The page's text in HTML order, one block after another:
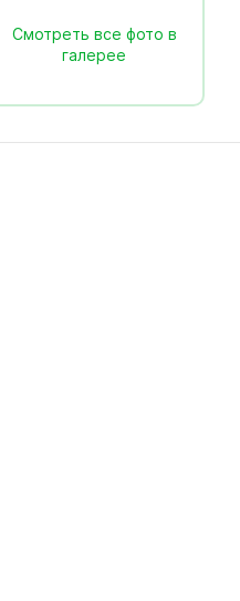
Смотреть все фото в
галерее